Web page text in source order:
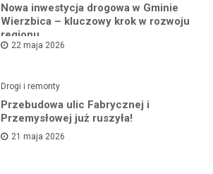
Nowa inwestycja drogowa w Gminie
Wierzbica – kluczowy krok w rozwoju
regionu
22 maja 2026
Drogi i remonty
Przebudowa ulic Fabrycznej i
Przemysłowej już ruszyła!
21 maja 2026